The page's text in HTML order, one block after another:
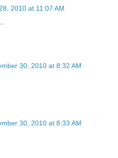
2010 at 11:07 AM
30, 2010 at 8:32 AM
30, 2010 at 8:33 AM